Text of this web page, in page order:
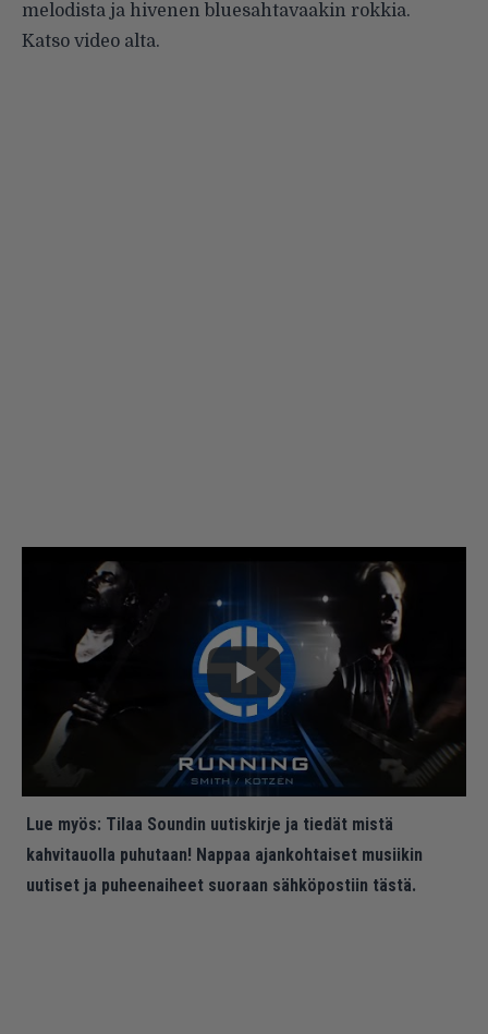
melodista ja hivenen bluesahtavaakin rokkia.
Katso video alta.
Lue myös: Tilaa Soundin uutiskirje ja tiedät mistä
kahvitauolla puhutaan! Nappaa ajankohtaiset musiikin
uutiset ja puheenaiheet suoraan sähköpostiin tästä.